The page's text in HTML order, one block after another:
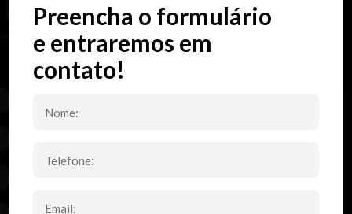
Preencha o formulário
e entraremos em
contato!